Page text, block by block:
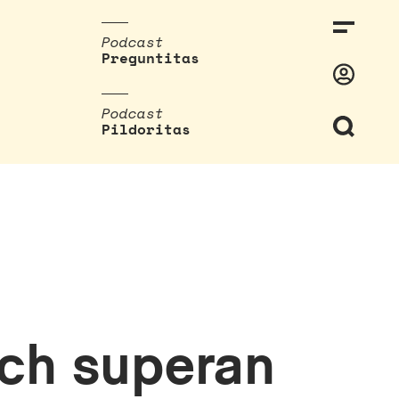
Podcast
Preguntitas
Podcast
Pildoritas
superan